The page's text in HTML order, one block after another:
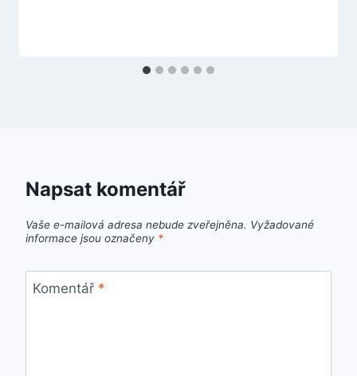
Napsat komentář
Vaše e-mailová adresa nebude zveřejněna. Vyžadované
informace jsou označeny *
Komentář *